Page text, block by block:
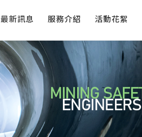
最新訊息 服務介紹 活動花絮